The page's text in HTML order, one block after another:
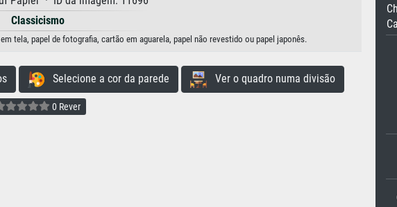
Classicismo
tela, papel de fotografia, cartão em aguarela, papel não revestido ou papel japonês.
Selecione a cor da parede Ver o quadro numa divisão
0 Rever